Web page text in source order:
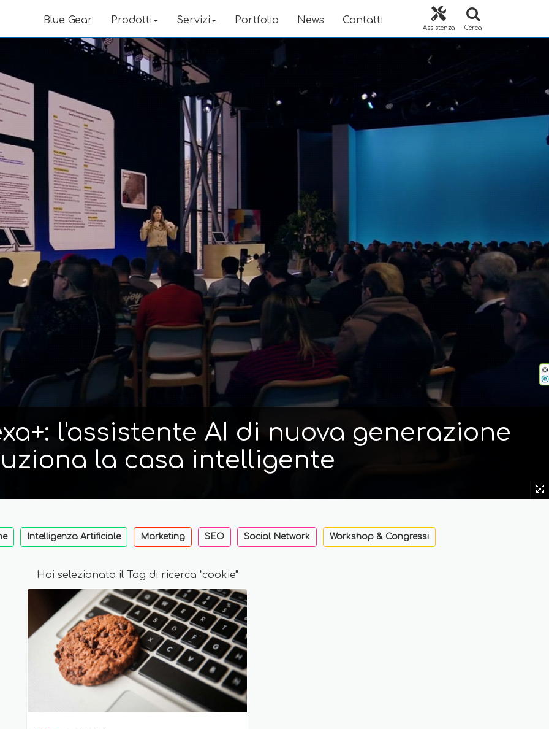
Blue Gear Prodotti Servizi Portfolio News Contatti
Assistenza Cerca
l'assistente AI di nuova generazione
la casa intelligente
Intelligenza Artificiale Marketing SEO Social Network Workshop & Congressi
Hai selezionato il Tag di ricerca "cookie"